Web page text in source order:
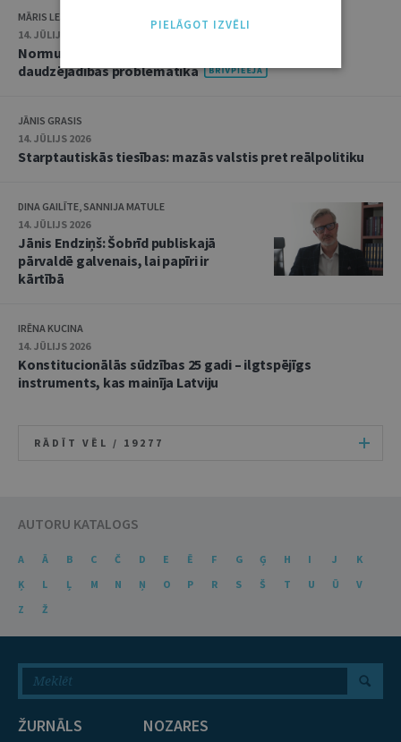
MĀRIS LEJA
14. JŪLIJS 2026
Normu konkurences un noziedzīgu nodarījumu
daudzējādības problemātika
JĀNIS GRASIS
14. JŪLIJS 2026
Starptautiskās tiesības: mazās valstis pret reālpolitiku
DINA GAILĪTE, SANNIJA MATULE
14. JŪLIJS 2026
Jānis Endziņš: Šobrīd publiskajā
pārvaldē galvenais, lai papīri ir
kārtībā
IRĒNA KUCINA
14. JŪLIJS 2026
Konstitucionālās sūdzības 25 gadi – ilgtspējīgs
instruments, kas mainīja Latviju
RĀDĪT VĒL / 19277
AUTORU KATALOGS
A Ā B C Č D E Ē F G Ģ H I J
K
Ķ
L Ļ M N Ņ O P R S Š T U Ū
V
Z
Ž
ŽURNĀLS NOZARES
PIELĀGOT IZVĒLI